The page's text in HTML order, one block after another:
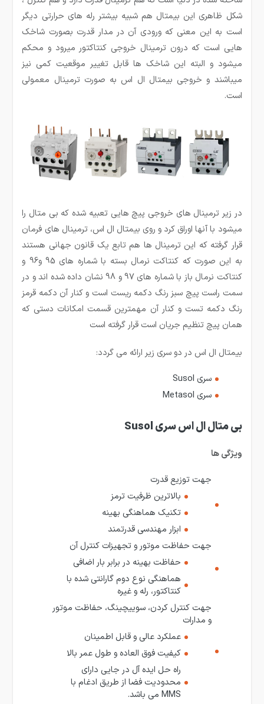
شکل ظاهری این بیمتال هم شبیه بیشتر رله های حرارتی دیگر
است به این معنی که ورودی آن در مدار قدرت بصورت شاخک
هایی است که درون ترمینال خروجی کنتاکتور میرود و محکم
میشود و البته این شاخک ها قابل تغییر موقعیت کمی نیز
میباشند و خروجی بیمتال ال اس به صورت ترمینال معمولی
است.
در زیر ترمینال های خروجی پیچ هایی تعبیه شده که بی متال را
میشود با آنها اوراق کرد و روی بیمتال ال اس، ترمینال های فرمان
قرار گرفته که این ترمینال ها هم تابع یک قانون جهانی هستند
به این صورت که کنتاکت نرمال بسته با شماره های 95 و96 و
کنتاکت نرمال باز با شماره های 97 و 98 نشان داده شده اند و در
سمت راست پیچ سبز رنگ دکمه ریست است و کنار آن دکمه قرمز
رنگ دکمه تست و کنار آن مهمترین قسمت امکانات دستی که
همان پیچ تنظیم جریان است قرار گرفته است
بیمتال ال اس در دو سری زیر ارائه می گردد:
سری Susol
سری Metasol
بی متال ال اس سری Susol
ویژگی ها
جهت توزیع قدرت
بالاترین ظرفیت ترمز
تکنیک هماهنگی بهینه
ابزار مهندسی قدرتمند
جهت حفاظت موتور و تجهیزات کنترل آن
حفاظت بهینه در برابر بار اضافی
هماهنگی نوع دوم گارانتی شده با
کنتاکتور، رله و غیره
جهت کنترل کردن، سوییچینگ، حفاظت موتور
و مدارات
عملکرد عالی و قابل اطمینان
کیفیت فوق العاده و طول عمر بالا
راه حل ایده آل در جایی دارای
محدودیت فضا از طریق ادغام با
MMS می باشد.